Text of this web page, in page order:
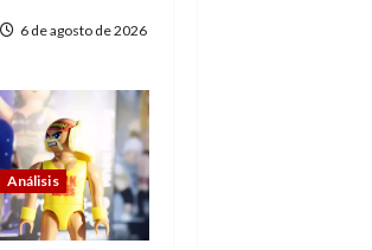
6 de agosto de 2026
Análisis